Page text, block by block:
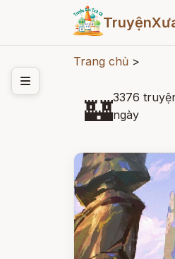
Trang chủ >
🏰3376
ngày